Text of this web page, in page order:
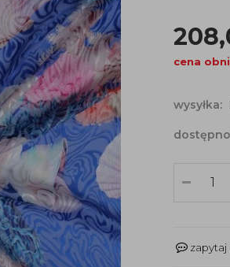
cena
wysyłka:
zapytaj